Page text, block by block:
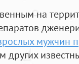
на
мужчин
других